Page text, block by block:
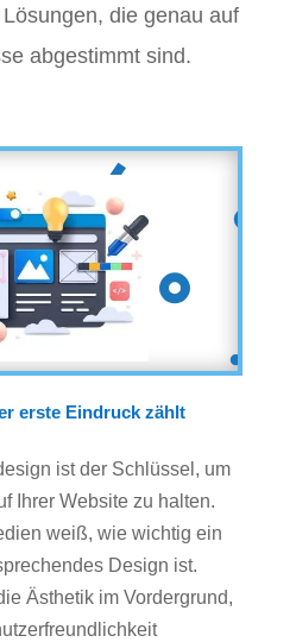
die genau auf
abgestimmt sind.
erste Eindruck zählt
ist der Schlüssel, um
Ihrer Website zu halten.
weiß, wie wichtig ein
Design ist.
Ästhetik im Vordergrund,